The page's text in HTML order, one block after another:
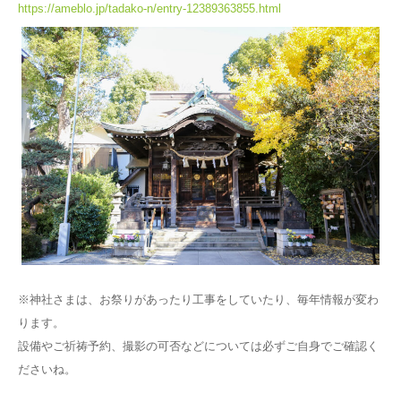
https://ameblo.jp/tadako-n/entry-12389363855.html
※神社さまは、お祭りがあったり工事をしていたり、毎年情報が変わ
ります。
設備やご祈祷予約、撮影の可否などについては必ずご自身でご確認く
ださいね。